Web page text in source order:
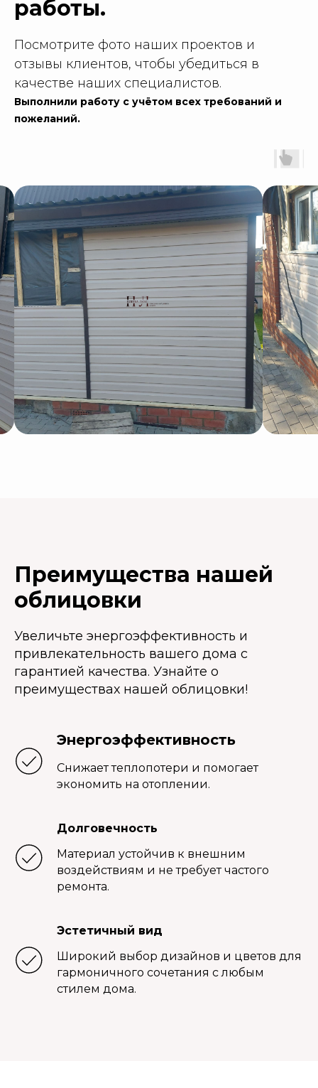
работы.
Посмотрите фото наших проектов и
отзывы клиентов, чтобы убедиться в
качестве наших специалистов.
Выполнили работу с учётом всех требований и
пожеланий.
Преимущества нашей
облицовки
Увеличьте энергоэффективность и
привлекательность вашего дома с
гарантией качества. Узнайте о
преимуществах нашей облицовки!
Энергоэффективность
Снижает теплопотери и помогает
экономить на отоплении.
Долговечность
Материал устойчив к внешним
воздействиям и не требует частого
ремонта.
Эстетичный вид
Широкий выбор дизайнов и цветов для
гармоничного сочетания с любым
стилем дома.